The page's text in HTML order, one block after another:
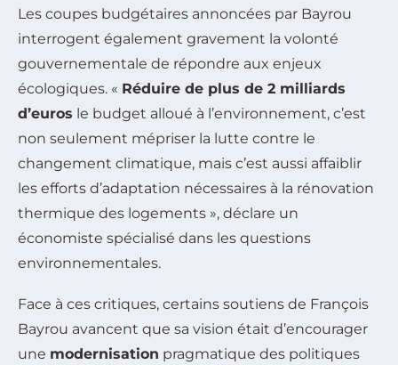
Les coupes budgétaires annoncées par Bayrou
interrogent également gravement la volonté
gouvernementale de répondre aux enjeux
écologiques. « Réduire de plus de 2 milliards
d’euros le budget alloué à l’environnement, c’est
non seulement mépriser la lutte contre le
changement climatique, mais c’est aussi affaiblir
les efforts d’adaptation nécessaires à la rénovation
thermique des logements », déclare un
économiste spécialisé dans les questions
environnementales.
Face à ces critiques, certains soutiens de François
Bayrou avancent que sa vision était d’encourager
une modernisation pragmatique des politiques